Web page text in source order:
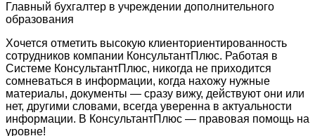
Главный бухгалтер в учреждении дополнительного
образования
Хочется отметить высокую клиенториентированность
сотрудников компании КонсультантПлюс. Работая в
Системе КонсультантПлюс, никогда не приходится
сомневаться в информации, когда нахожу нужные
материалы, документы — сразу вижу, действуют они или
нет, другими словами, всегда уверенна в актуальности
информации. В КонсультантПлюс — правовая помощь на
уровне!